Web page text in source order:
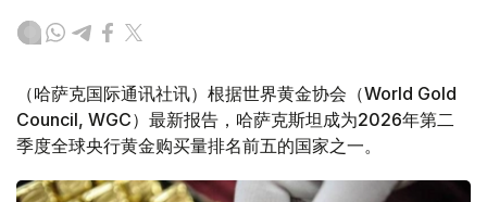
（哈萨克国际通讯社讯）根据世界黄金协会（World Gold
Council, WGC）最新报告，哈萨克斯坦成为2026年第二
季度全球央行黄金购买量排名前五的国家之一。